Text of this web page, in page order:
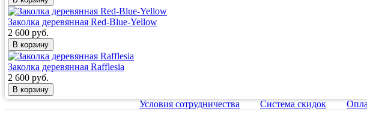
Заколка деревянная Red-Blue-Yellow
2 600 руб.
Заколка деревянная Rafflesia
2 600 руб.
Условия сотрудничества Система скидок